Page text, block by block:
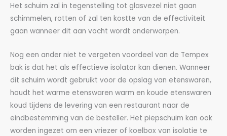
Het schuim zal in tegenstelling tot glasvezel niet gaan
schimmelen, rotten of zal ten kostte van de effectiviteit
gaan wanneer dit aan vocht wordt onderworpen.
Nog een ander niet te vergeten voordeel van de Tempex
bak is dat het als effectieve isolator kan dienen. Wanneer
dit schuim wordt gebruikt voor de opslag van etenswaren,
houdt het warme etenswaren warm en koude etenswaren
koud tijdens de levering van een restaurant naar de
eindbestemming van de besteller. Het piepschuim kan ook
worden ingezet om een vriezer of koelbox van isolatie te